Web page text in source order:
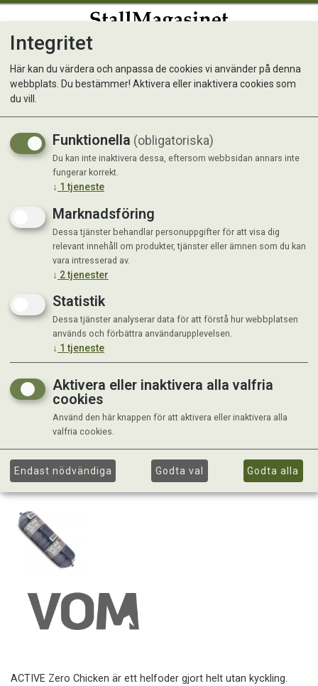
Vom ACTIVE Zero Chicken
500g
Fryst helfoder med nöt, svin och lax.
ACTIVE Zero Chicken är ett helfoder gjort helt utan kyckling.
Integritet
Här kan du värdera och anpassa de cookies vi använder på denna
webbplats. Du bestämmer! Aktivera eller inaktivera cookies som
du vill.
Funktionella (obligatoriska)
Du kan inte inaktivera dessa, eftersom webbsidan annars inte
fungerar korrekt.
↓ 1 tjeneste
Marknadsföring
Dessa tjänster behandlar personuppgifter för att visa dig
relevant innehåll om produkter, tjänster eller ämnen som du kan
vara intresserad av.
↓ 2tjenester
Statistik
Dessa tjänster analyserar data för att förstå hur webbplatsen
används och förbättra användarupplevelsen.
↓ 1 tjeneste
Aktivera eller inaktivera alla valfria
cookies
Använd den här knappen för att aktivera eller inaktivera alla
valfria cookies.
Endast nödvändiga Godta val Godta alla